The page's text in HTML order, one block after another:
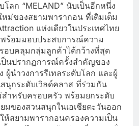
โลก “MELAND” นับเป็นอีกหนึ่ง
ม่ของสยามพารากอน ที่เติมเต็ม
แห่งเดียวในประเทศไทย
ร้อมมอบประสบการณ์ความ
อบคลุมกลุ่มลูกค้าได้กว้างที่สุด
ป็นปรากฏการณ์ครั้งสำคัญของ
ผู้นำวงการรีเทลระดับโลก และผู้
กระดับเวิลด์คลาส ที่ร่วมกัน
ำหรับครอบครัว พร้อมยกระดับ
มของสวนสนุกในเอเชียตะวันออก
ห้สยามพารากอนครองความเป็น